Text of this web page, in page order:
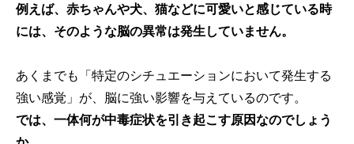
例えば、赤ちゃんや犬、猫などに可愛いと感じている時
には、そのような脳の異常は発生していません。
あくまでも「特定のシチュエーションにおいて発生する
強い感覚」が、脳に強い影響を与えているのです。
では、一体何が中毒症状を引き起こす原因なのでしょう